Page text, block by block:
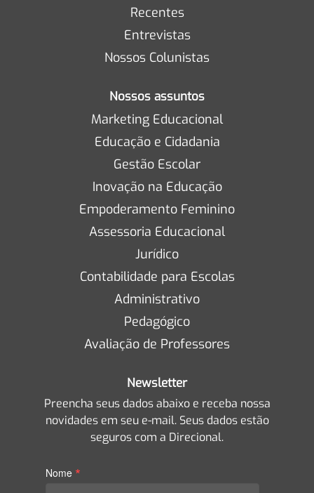
Recentes
Entrevistas
Nossos Colunistas
Nossos assuntos
Marketing Educacional
Educação e Cidadania
Gestão Escolar
Inovação na Educação
Empoderamento Feminino
Assessoria Educacional
Jurídico
Contabilidade para Escolas
Administrativo
Pedagógico
Avaliação de Professores
Newsletter
Preencha seus dados abaixo e receba nossa
novidades em seu e-mail. Seus dados estão
seguros com a Direcional.
Nome *